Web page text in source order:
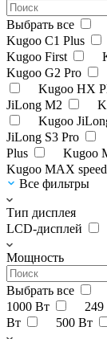
Выбрать все
Kugoo C1 Plus
Kugoo First
Kugoo G2 Pro
Kugoo HX
JiLong M2
Kugoo
JiLong S3 Pro
Plus
Kugoo
Kugoo MAX speed
Все фильтры
Тип дисплея
LCD-дисплей
Мощность
Выбрать все
1000 Вт
Вт
500 Вт